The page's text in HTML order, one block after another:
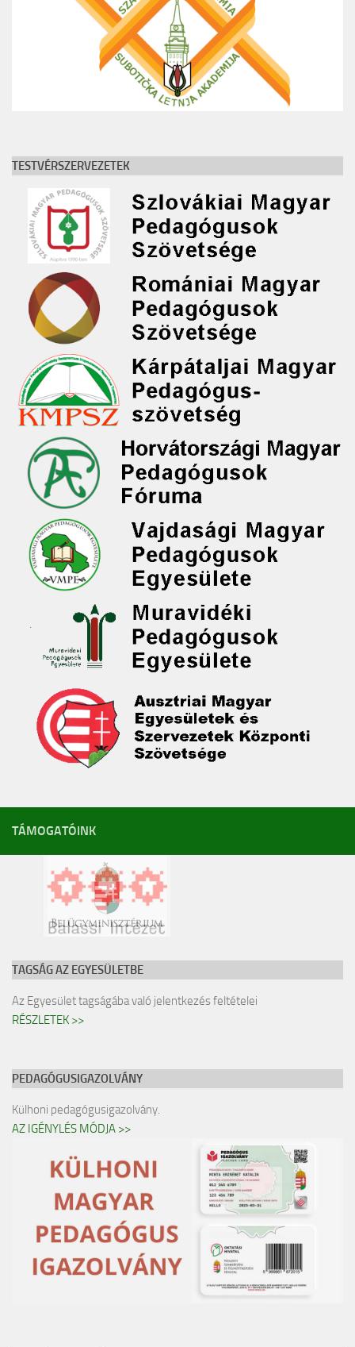
TESTVÉRSZERVEZETEK
TÁMOGATÓINK
TAGSÁG AZ EGYESÜLETBE
Az Egyesület tagságába való jelentkezés feltételei
RÉSZLETEK >>
PEDAGÓGUSIGAZOLVÁNY
Külhoni pedagógusigazolvány.
AZ IGÉNYLÉS MÓDJA >>